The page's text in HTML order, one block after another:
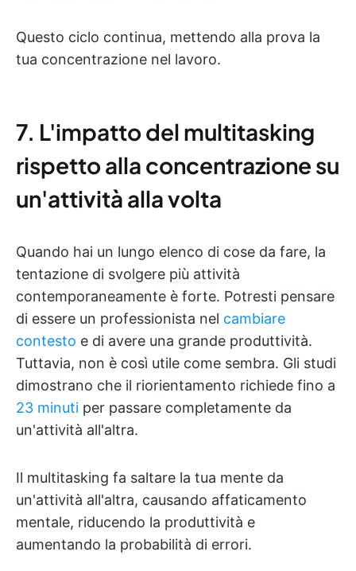
Questo ciclo continua, mettendo alla prova la
tua concentrazione nel lavoro.
7. L'impatto del multitasking
rispetto alla concentrazione su
un'attività alla volta
Quando hai un lungo elenco di cose da fare, la
tentazione di svolgere più attività
contemporaneamente è forte. Potresti pensare
di essere un professionista nel cambiare
contesto e di avere una grande produttività.
Tuttavia, non è così utile come sembra. Gli studi
dimostrano che il riorientamento richiede fino a
23 minuti per passare completamente da
un'attività all'altra.
Il multitasking fa saltare la tua mente da
un'attività all'altra, causando affaticamento
mentale, riducendo la produttività e
aumentando la probabilità di errori.